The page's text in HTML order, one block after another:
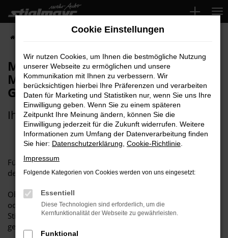
Zum
Hauptinhalt
springen
Maßgeschneiderte
Mobilitätslösungen für
Gewerbekunden
Ihre Vorteile ab dem ersten Fahrzeug!
Für Unternehmen ist
des täglichen Geschäfts.
Ob repräsentativer Firmenwagen, praktische Nutzfahrzeuge
oder maßgeschneiderte Fahrzeugangebote – bei der
Stiglmayr Gruppe finden Sie stets passende Lösungen, die
genau auf Ihre Anforderungen abgestimmt sind.
Cookie Einstellungen
Wir nutzen Cookies, um Ihnen die bestmögliche Nutzung
unserer Webseite zu ermöglichen und unsere
Kommunikation mit Ihnen zu verbessern. Wir
berücksichtigen hierbei Ihre Präferenzen und verarbeiten
Daten für Marketing und Statistiken nur, wenn Sie uns Ihre
Einwilligung geben. Wenn Sie zu einem späteren
Zeitpunkt Ihre Meinung ändern, können Sie die
Einwilligung jederzeit für die Zukunft widerrufen. Weitere
Informationen zum Umfang der Datenverarbeitung finden
Sie hier: Datenschutzerklärung Cookie-Richtlinie
Impressum
Folgende Kategorien von Cookies werden von uns eingesetzt:
Essentiell
Diese Technologien sind erforderlich, um die
Kernfunktionalität der Webseite zu gewährleisten.
Funktional